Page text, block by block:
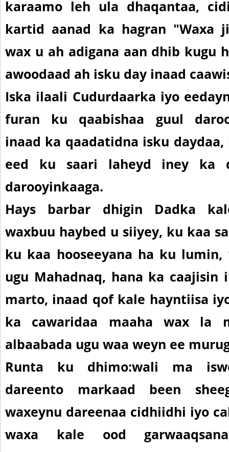
karaamo leh ula dhaqantaa,
kartid aanad ka hagran "Waxa
wax u ah adigana aan dhib kugu
awoodaad ah isku day inaad
Iska ilaali Cudurdaarka iyo
furan ku qaabishaa guul
inaad ka qaadatidna isku
eed ku saari laheyd iney ka
darooyinkaaga.
Hays barbar dhigin Dadka
waxbuu haybed u siiyey, ku kaa
ku kaa hooseeyana ha ku lumin,
ugu Mahadnaq, hana ka caajisin
marto, inaad qof kale hayntiisa
ka cawaridaa maaha wax la
albaabada ugu waa weyn ee
Runta ku dhimo:wali ma
dareento markaad been
waxeynu dareenaa cidhiidhi iyo
waxa kale ood